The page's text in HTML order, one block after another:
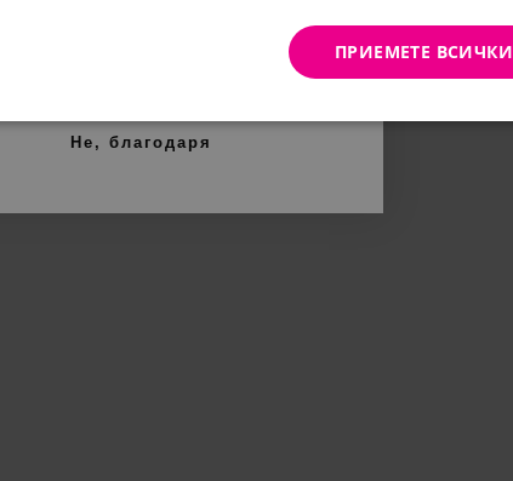
ПРИЕМЕТЕ ВСИЧКИ
Не, благодаря